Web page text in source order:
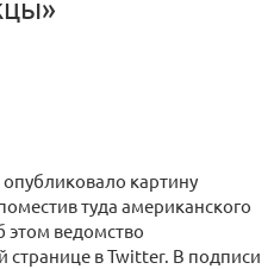
картину
туда американского
ведомство
в Twitter. В подписи